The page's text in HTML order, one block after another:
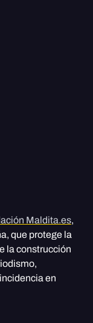
Maldita.es,
que protege la
la construcción
en